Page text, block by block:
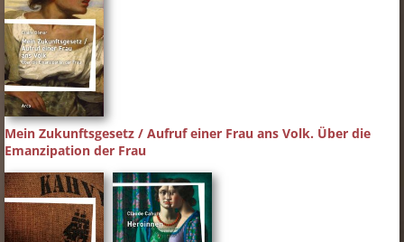
Mein Zukunftsgesetz / Aufruf einer Frau ans Volk. Über die
Emanzipation der Frau